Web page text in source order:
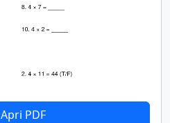
Apri PDF